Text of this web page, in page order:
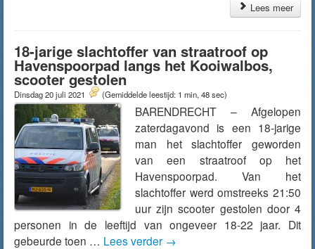
Lees meer
18-jarige slachtoffer van straatroof op
Havenspoorpad langs het Kooiwalbos,
scooter gestolen
Dinsdag 20 juli 2021 (Gemiddelde leestijd: 1 min, 48 sec)
BARENDRECHT – Afgelopen
zaterdagavond is een 18-jarige
man het slachtoffer geworden
van een straatroof op het
Havenspoorpad. Van het
slachtoffer werd omstreeks 21:50
uur zijn scooter gestolen door 4
personen in de leeftijd van ongeveer 18-22 jaar. Dit
gebeurde toen … Lees verder →